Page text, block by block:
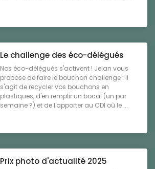
Le challenge des éco-délégués
Nos éco-délégués s'activent ! Jelan vous
propose de faire le bouchon challenge : il
s'agit de recycler vos bouchons en
plastiques, d'en remplir un bocal (un par
semaine ?) et de l'apporter au CDI où le ...
Prix photo d'actualité 2025